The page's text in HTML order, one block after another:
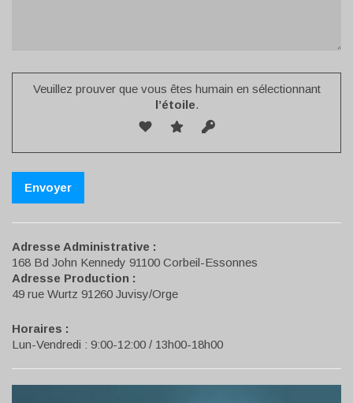
Veuillez prouver que vous êtes humain en sélectionnant
l’étoile.
Adresse Administrative :
168 Bd John Kennedy 91100 Corbeil-Essonnes
Adresse Production :
49 rue Wurtz 91260 Juvisy/Orge
Horaires :
Lun-Vendredi : 9:00-12:00 / 13h00-18h00